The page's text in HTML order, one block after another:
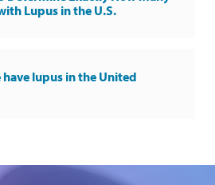
Lupus in the U.S.
lupus in the United